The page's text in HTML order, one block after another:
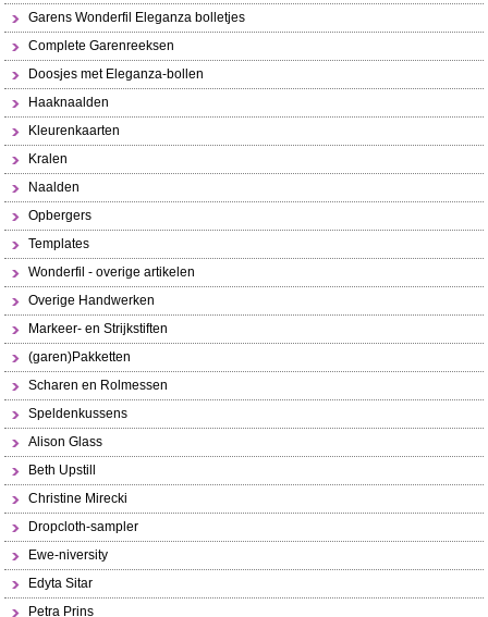
Garens Wonderfil Eleganza bolletjes
Complete Garenreeksen
Doosjes met Eleganza-bollen
Haaknaalden
Kleurenkaarten
Kralen
Naalden
Opbergers
Templates
Wonderfil - overige artikelen
Overige Handwerken
Markeer- en Strijkstiften
(garen)Pakketten
Scharen en Rolmessen
Speldenkussens
Alison Glass
Beth Upstill
Christine Mirecki
Dropcloth-sampler
Ewe-niversity
Edyta Sitar
Petra Prins